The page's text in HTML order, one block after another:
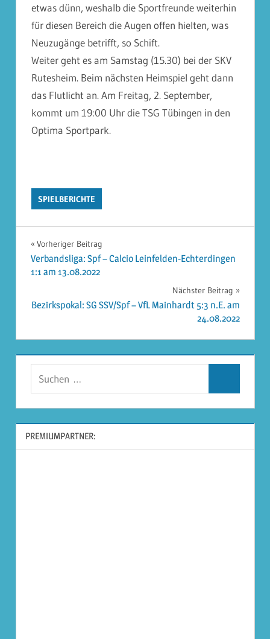
etwas dünn, weshalb die Sportfreunde weiterhin
für diesen Bereich die Augen offen hielten, was
Neuzugänge betrifft, so Schift.
Weiter geht es am Samstag (15.30) bei der SKV
Rutesheim. Beim nächsten Heimspiel geht dann
das Flutlicht an. Am Freitag, 2. September,
kommt um 19:00 Uhr die TSG Tübingen in den
Optima Sportpark.
SPIELBERICHTE
Beitragsnavigation
Vorheriger Beitrag
Verbandsliga: Spf – Calcio Leinfelden-Echterdingen
1:1 am 13.08.2022
Nächster Beitrag
Bezirkspokal: SG SSV/Spf – VfL Mainhardt 5:3 n.E. am
24.08.2022
PREMIUMPARTNER: